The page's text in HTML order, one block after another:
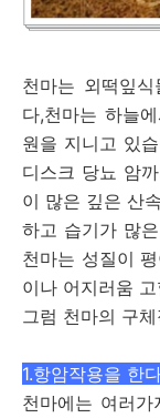
천마는 외떡잎
다,천마는 하늘
원을 지니고 있
디스크 당뇨 암
이 많은 깊은 산
하고 습기가 많
천마는 성질이
이나 어지러움
그럼 천마의 구
1.항암작용을 한
천마에는 여러